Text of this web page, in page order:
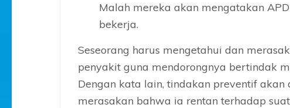
Malah mereka akan mengatakan
bekerja.
Seseorang harus mengetahui dan
penyakit guna mendorongnya bertindak
Dengan kata lain, tindakan preventif
merasakan bahwa ia rentan terhadap